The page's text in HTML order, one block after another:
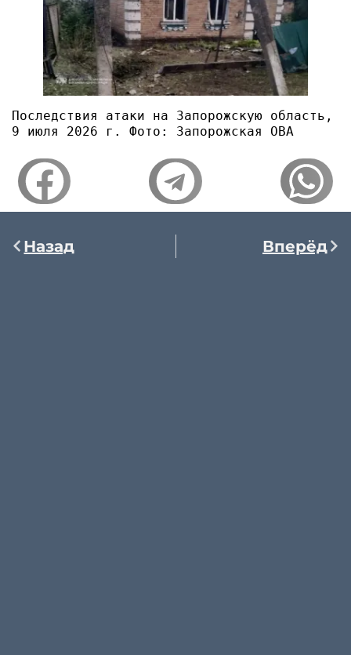
Последствия атаки на Запорожскую область,
9 июля 2026 г. Фото: Запорожская ОВА
Назад Вперёд